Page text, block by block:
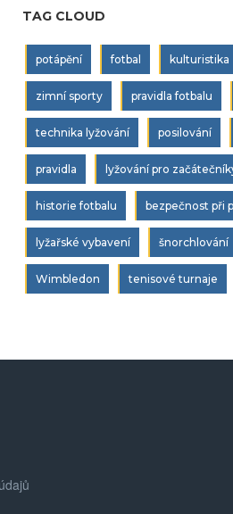
TAG CLOUD
potápění fotbal kulturistika
zimní sporty pravidla fotbalu
technika lyžování posilování
pravidla lyžování pro
historie fotbalu bezpečnost při
lyžařské vybavení šnorchlování
Wimbledon tenisové turnaje